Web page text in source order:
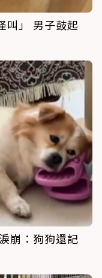
叫」 男子鼓起
崩：狗狗還記